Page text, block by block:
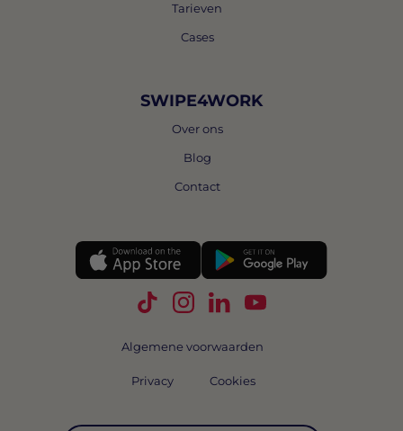
Tarieven
Cases
SWIPE4WORK
Over ons
Blog
Contact
Volg Swipe4Work op TikTok
Volg Swipe4Work op
Volg Swipe4Work op
Volg Swipe4Work
Algemene voorwaarden
Privacy Cookies